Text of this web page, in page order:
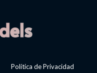
Política de Privacidad